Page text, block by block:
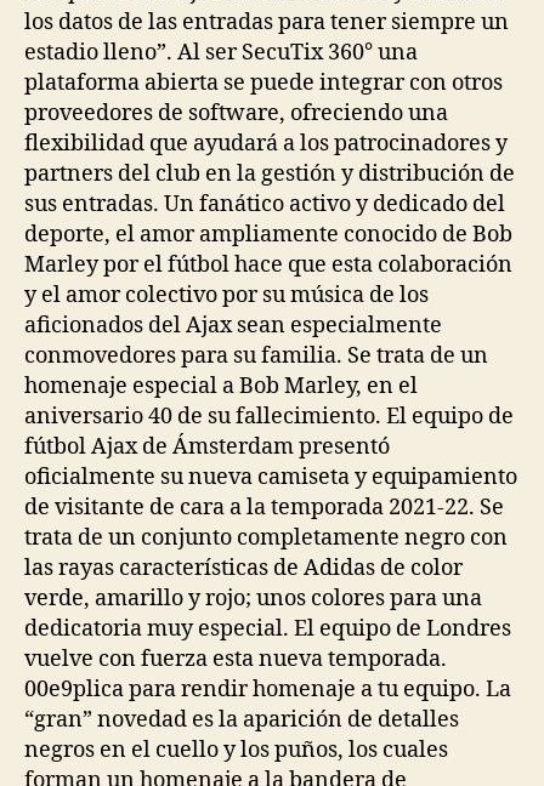
los datos de las entradas para tener siempre un
estadio lleno”. Al ser SecuTix 360° una
plataforma abierta se puede integrar con otros
proveedores de software, ofreciendo una
flexibilidad que ayudará a los patrocinadores y
partners del club en la gestión y distribución de
sus entradas. Un fanático activo y dedicado del
deporte, el amor ampliamente conocido de Bob
Marley por el fútbol hace que esta colaboración
y el amor colectivo por su música de los
aficionados del Ajax sean especialmente
conmovedores para su familia. Se trata de un
homenaje especial a Bob Marley, en el
aniversario 40 de su fallecimiento. El equipo de
fútbol Ajax de Ámsterdam presentó
oficialmente su nueva camiseta y equipamiento
de visitante de cara a la temporada 2021-22. Se
trata de un conjunto completamente negro con
las rayas características de Adidas de color
verde, amarillo y rojo; unos colores para una
dedicatoria muy especial. El equipo de Londres
vuelve con fuerza esta nueva temporada.
00e9plica para rendir homenaje a tu equipo. La
“gran” novedad es la aparición de detalles
negros en el cuello y los puños, los cuales
forman un homenaje a la bandera de